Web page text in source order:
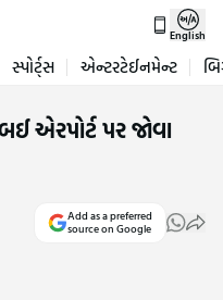
English
સ્પોર્ટ્સ એન્ટરટેઈનમેન્ટ
એરપોર્ટ પર જોવા
Add as a preferred
source on Google